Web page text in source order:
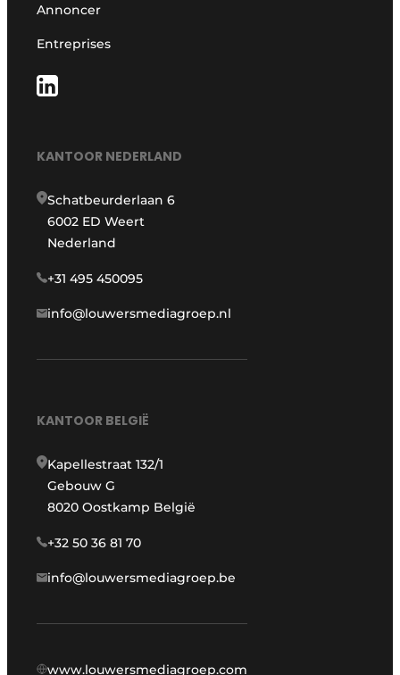
Annoncer
Entreprises
KANTOOR NEDERLAND
Schatbeurderlaan 6
6002 ED Weert
Nederland
+31 495 450095
info@louwersmediagroep.nl
KANTOOR BELGIË
Kapellestraat 132/1
Gebouw G
8020 Oostkamp België
+32 50 36 81 70
info@louwersmediagroep.be
www.louwersmediagroep.com